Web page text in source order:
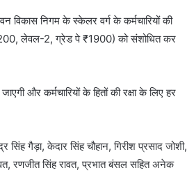
विकास निगम के स्केलर वर्ग के कर्मचारियों की
लेवल-2, ग्रेड पे ₹1900) को संशोधित कर
और कर्मचारियों के हितों की रक्षा के लिए हर
गैड़ा, केदार सिंह चौहान, गिरीश प्रसाद जोशी,
रणजीत सिंह रावत, प्रभात बंसल सहित अनेक